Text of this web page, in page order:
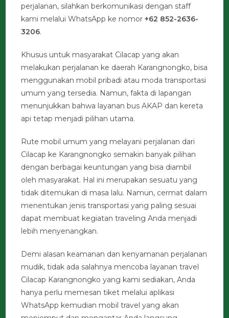
perjalanan, silahkan berkomunikasi dengan staff
kami melalui WhatsApp ke nomor+62 852-2636-
3206.
Khusus untuk masyarakat Cilacap yang akan
melakukan perjalanan ke daerah Karangnongko, bisa
menggunakan mobil pribadi atau moda transportasi
umum yang tersedia. Namun, fakta di lapangan
menunjukkan bahwa layanan bus AKAP dan kereta
api tetap menjadi pilihan utama.
Rute mobil umum yang melayani perjalanan dari
Cilacap ke Karangnongko semakin banyak pilihan
dengan berbagai keuntungan yang bisa diambil
oleh masyarakat. Hal ini merupakan sesuatu yang
tidak ditemukan di masa lalu. Namun, cermat dalam
menentukan jenis transportasi yang paling sesuai
dapat membuat kegiatan traveling Anda menjadi
lebih menyenangkan.
Demi alasan keamanan dan kenyamanan perjalanan
mudik, tidak ada salahnya mencoba layanan travel
Cilacap Karangnongko yang kami sediakan, Anda
hanya perlu memesan tiket melalui aplikasi
WhatsApp kemudian mobil travel yang akan